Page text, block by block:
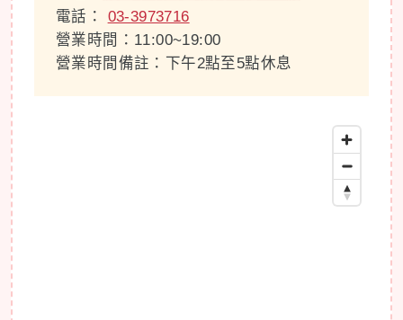
電話： 03-3973716
營業時間：11:00~19:00
營業時間備註：下午2點至5點休息